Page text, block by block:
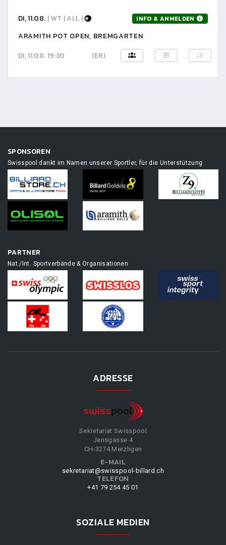
DI, 11.08. | WT | ALL | INFO & ANMELDEN
ARAMITH POT OPEN, BREMGARTEN
DI, 11.08. 19:30
(ER)
SPONSOREN
Swisspool dankt im Namen unserer Sportler, für die Unterstützung
PARTNER
Nat./Int. Sportverbände & Organisationen
ADRESSE
Sekretariat Swisspool
Jensgasse 4
CH-3274 Merzligen
E-MAIL
sekretariat@swisspool-billard.ch
TELEFON
+41 79 254 45 01
SOZIALE MEDIEN